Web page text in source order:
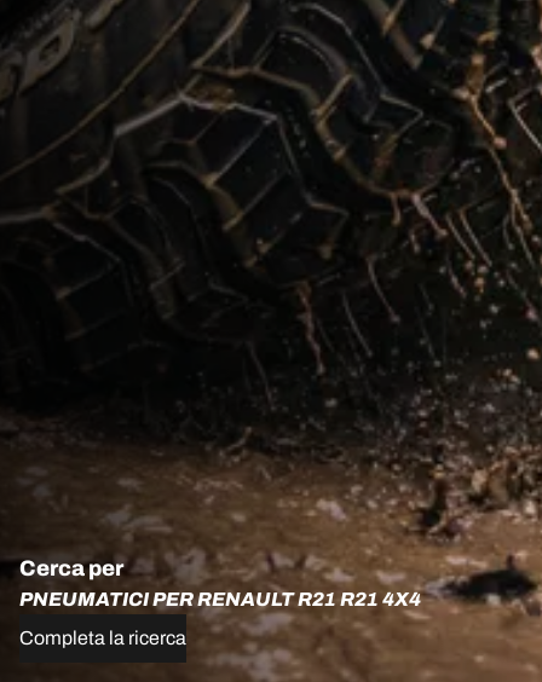
Cerca per
PNEUMATICI PER RENAULT R21 R21 4X4
Completa la ricerca